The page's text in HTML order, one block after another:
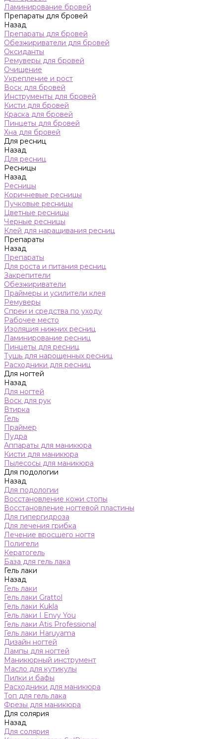
Ламинирование бровей
Препараты для бровей
Назад
Препараты для бровей
Обезжириватели для бровей
Оксиданты
Ремуверы для бровей
Очищение
Укрепление и рост
Воск для бровей
Инструменты для бровей
Кисти для бровей
Краска для бровей
Пинцеты для бровей
Хна для бровей
Для ресниц
Назад
Для ресниц
Ресницы
Назад
Ресницы
Коричневые ресницы
Пучковые ресницы
Цветные ресницы
Черные ресницы
Клей для наращивания ресниц
Препараты
Назад
Препараты
Для роста и питания ресниц
Закрепители
Обезжириватели
Праймеры и усилители клея
Ремуверы
Спреи и средства по уходу
Рабочее место
Изоляция нижних ресниц
Ламинирование ресниц
Пинцеты для ресниц
Тушь для нарощенных ресниц
Расходники для ресниц
Для ногтей
Назад
Для ногтей
Воск для рук
Втирка
Гель
Праймер
Пудра
Аппараты для маникюра
Кисти для маникюра
Пылесосы для маникюра
Для подологии
Назад
Для подологии
Восстановление кожи стопы
Восстановление ногтевой пластины
Для гипергидроза
Для лечения грибка
Лечение вросшего ногтя
Полигели
Кератогель
База для гель лака
Гель лаки
Назад
Гель лаки
Гель лаки Grattol
Гель лаки Kukla
Гель лаки I Envy You
Гель лаки Atis Professional
Гель лаки Haruyama
Дизайн ногтей
Лампы для ногтей
Маникюрный инструмент
Масло для кутикулы
Пилки и бафы
Расходники для маникюра
Топ для гель лака
Фрезы для маникюра
Для солярия
Назад
Для солярия